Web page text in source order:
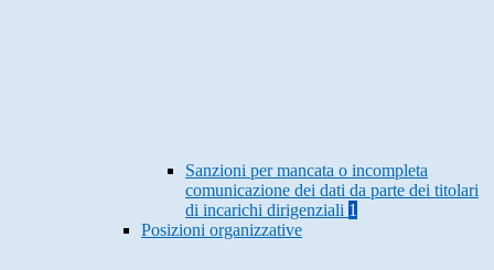
Sanzioni per mancata o incompleta
comunicazione dei dati da parte dei titolari
di incarichi dirigenziali 1
Posizioni organizzative